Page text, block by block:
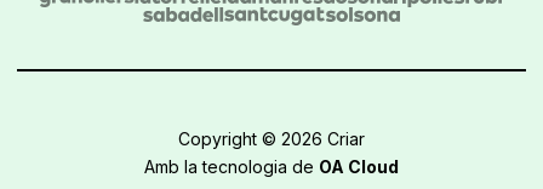
Copyright © 2026 Criar
Amb la tecnologia de OA Cloud